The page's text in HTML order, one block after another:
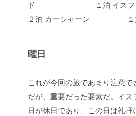
ド １泊 イ
２泊 カーシャーン １
曜日
これが今回の旅であまり注意で
だが、重要だった要素だ。イス
日が休日であり、この日は礼拝